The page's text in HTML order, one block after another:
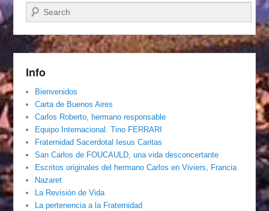
Buscar
Info
Bienvenidos
Carta de Buenos Aires
Carlos Roberto, hermano responsable
Equipo Internacional. Tino FERRARI
Fraternidad Sacerdotal Iesus Caritas
San Carlos de FOUCAULD, una vida desconcertante
Escritos originales del hermano Carlos en Viviers, Francia
Nazaret
La Revisión de Vida
La pertenencia a la Fraternidad